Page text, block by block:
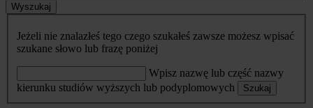
Wyszukaj
Jeżeli nie znalazłeś tego czego szukałeś zawsze możesz wpisać
szukane słowo lub frazę poniżej
Wpisz nazwę lub część nazwy
kierunku studiów wyższych lub podyplomowych
Szukaj